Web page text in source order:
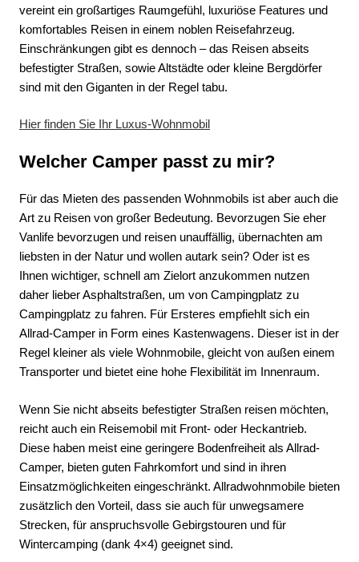
vereint ein großartiges Raumgefühl, luxuriöse Features und
komfortables Reisen in einem noblen Reisefahrzeug.
Einschränkungen gibt es dennoch – das Reisen abseits
befestigter Straßen, sowie Altstädte oder kleine Bergdörfer
sind mit den Giganten in der Regel tabu.
Hier finden Sie Ihr Luxus-Wohnmobil
Welcher Camper passt zu mir?
Für das Mieten des passenden Wohnmobils ist aber auch die
Art zu Reisen von großer Bedeutung. Bevorzugen Sie eher
Vanlife bevorzugen und reisen unauffällig, übernachten am
liebsten in der Natur und wollen autark sein? Oder ist es
Ihnen wichtiger, schnell am Zielort anzukommen nutzen
daher lieber Asphaltstraßen, um von Campingplatz zu
Campingplatz zu fahren. Für Ersteres empfiehlt sich ein
Allrad-Camper in Form eines Kastenwagens. Dieser ist in der
Regel kleiner als viele Wohnmobile, gleicht von außen einem
Transporter und bietet eine hohe Flexibilität im Innenraum.
Wenn Sie nicht abseits befestigter Straßen reisen möchten,
reicht auch ein Reisemobil mit Front- oder Heckantrieb.
Diese haben meist eine geringere Bodenfreiheit als Allrad-
Camper, bieten guten Fahrkomfort und sind in ihren
Einsatzmöglichkeiten eingeschränkt. Allradwohnmobile bieten
zusätzlich den Vorteil, dass sie auch für unwegsamere
Strecken, für anspruchsvolle Gebirgstouren und für
Wintercamping (dank 4×4) geeignet sind.